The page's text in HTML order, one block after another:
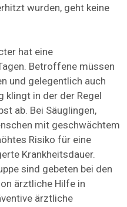
wurden, geht keine
hat eine
Betroffene müssen
und gelegentlich auch
klingt in der der Regel
ab. Bei Säuglingen,
mit geschwächtem
Risiko für eine
Krankheitsdauer.
sind gebeten bei den
ärztliche Hilfe in
ärztliche